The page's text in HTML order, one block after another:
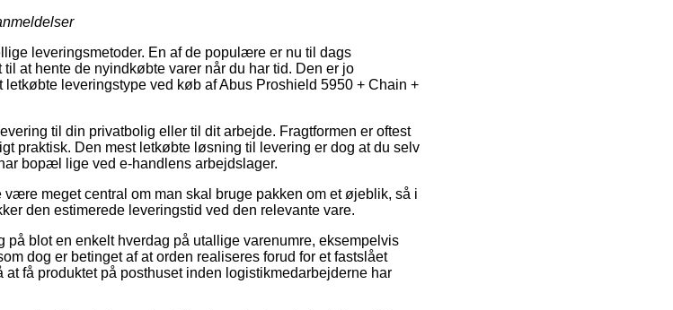
leveringsmetoder. En af de populære er nu til dags
at hente de nyindkøbte varer når du har tid. Den er jo
leveringstype ved køb af Abus Proshield 5950 + Chain +
til din privatbolig eller til dit arbejde. Fragtformen er oftest
praktisk. Den mest letkøbte løsning til levering er dog at du selv
bopæl lige ved e-handlens arbejdslager.
meget central om man skal bruge pakken om et øjeblik, så i
den estimerede leveringstid ved den relevante vare.
på blot en enkelt hverdag på utallige varenumre, eksempelvis
dog er betinget af at orden realiseres forud for et fastslået
få produktet på posthuset inden logistikmedarbejderne har